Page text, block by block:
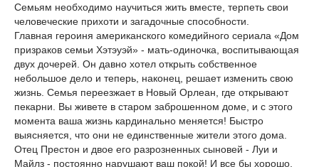
Семьям необходимо научиться жить вместе, терпеть свои
человеческие прихоти и загадочные способности.
Главная героиня американского комедийного сериала «Дом
призраков семьи Хэтэуэй» - мать-одиночка, воспитывающая
двух дочерей. Он давно хотел открыть собственное
небольшое дело и теперь, наконец, решает изменить свою
жизнь. Семья переезжает в Новый Орлеан, где открывают
пекарни. Вы живете в старом заброшенном доме, и с этого
момента ваша жизнь кардинально меняется! Быстро
выясняется, что они не единственные жители этого дома.
Отец Престон и двое его разрозненных сыновей - Луи и
Майлз - постоянно нарушают ваш покой! И все бы хорошо,